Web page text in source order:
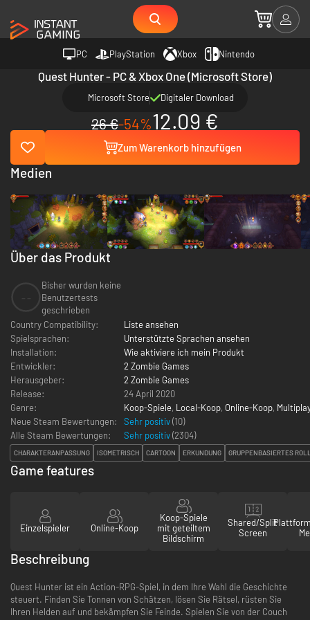
PC PlayStation Xbox Nintendo
Quest Hunter - PC & Xbox One (Microsoft Store)
Microsoft Store Digitaler Download
26 €-54%12.09 €
Zum Warenkorb hinzufügen
Über das Produkt
Bisher wurden keine
Benutzertests
geschrieben
Country Compatibility:
Liste ansehen
Spielsprachen:
Unterstützte Sprachen ansehen
Installation:
Wie aktiviere ich mein Produkt
Entwickler:
2 Zombie Games
Herausgeber:
2 Zombie Games
Release:
24 April 2020
Genre:
Koop-Spiele, Local-Koop, Online-Koop,
Neue Steam Bewertungen:
Sehr positiv(10)
Alle Steam Bewertungen:
Sehr positiv(2304)
CHARAKTERANPASSUNG ISOMETRISCH CARTOON ERKUNDUNG GRUPPENBASIERTES
Medien
Game features
Einzelspieler Online-Koop
Koop-Spiele
mit geteiltem
Bildschirm
Shared/Split
Screen
Beschreibung
Quest Hunter ist ein Action-RPG-Spiel, in dem Ihre Wahl die Geschichte
steuert. Finden Sie Tonnen von Schätzen, lösen Sie Rätsel, rüsten Sie
Ihren Helden auf und bekämpfen Sie Feinde. Spielen Sie von der Couch